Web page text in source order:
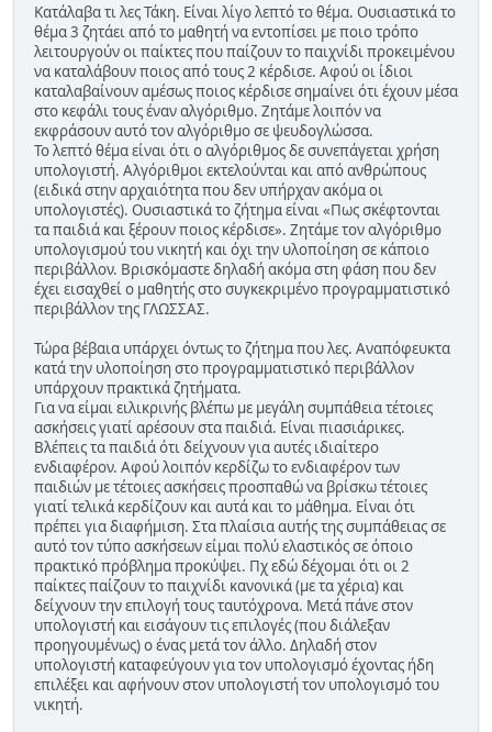
Κατάλαβα τι λες Τάκη. Είναι λίγο λεπτό το θέμα. Ουσιαστικά το
θέμα 3 ζητάει από το μαθητή να εντοπίσει με ποιο τρόπο
λειτουργούν οι παίκτες που παίζουν το παιχνίδι προκειμένου
να καταλάβουν ποιος από τους 2 κέρδισε. Αφού οι ίδιοι
καταλαβαίνουν αμέσως ποιος κέρδισε σημαίνει ότι έχουν μέσα
στο κεφάλι τους έναν αλγόριθμο. Ζητάμε λοιπόν να
εκφράσουν αυτό τον αλγόριθμο σε ψευδογλώσσα.
Το λεπτό θέμα είναι ότι ο αλγόριθμος δε συνεπάγεται χρήση
υπολογιστή. Αλγόριθμοι εκτελούνται και από ανθρώπους
(ειδικά στην αρχαιότητα που δεν υπήρχαν ακόμα οι
υπολογιστές). Ουσιαστικά το ζήτημα είναι «Πως σκέφτονται
τα παιδιά και ξέρουν ποιος κέρδισε». Ζητάμε τον αλγόριθμο
υπολογισμού του νικητή και όχι την υλοποίηση σε κάποιο
περιβάλλον. Βρισκόμαστε δηλαδή ακόμα στη φάση που δεν
έχει εισαχθεί ο μαθητής στο συγκεκριμένο προγραμματιστικό
περιβάλλον της ΓΛΩΣΣΑΣ.
Τώρα βέβαια υπάρχει όντως το ζήτημα που λες. Αναπόφευκτα
κατά την υλοποίηση στο προγραμματιστικό περιβάλλον
υπάρχουν πρακτικά ζητήματα.
Για να είμαι ειλικρινής βλέπω με μεγάλη συμπάθεια τέτοιες
ασκήσεις γιατί αρέσουν στα παιδιά. Είναι πιασιάρικες.
Βλέπεις τα παιδιά ότι δείχνουν για αυτές ιδιαίτερο
ενδιαφέρον. Αφού λοιπόν κερδίζω το ενδιαφέρον των
παιδιών με τέτοιες ασκήσεις προσπαθώ να βρίσκω τέτοιες
γιατί τελικά κερδίζουν και αυτά και το μάθημα. Είναι ότι
πρέπει για διαφήμιση. Στα πλαίσια αυτής της συμπάθειας σε
αυτό τον τύπο ασκήσεων είμαι πολύ ελαστικός σε όποιο
πρακτικό πρόβλημα προκύψει. Πχ εδώ δέχομαι ότι οι 2
παίκτες παίζουν το παιχνίδι κανονικά (με τα χέρια) και
δείχνουν την επιλογή τους ταυτόχρονα. Μετά πάνε στον
υπολογιστή και εισάγουν τις επιλογές (που διάλεξαν
προηγουμένως) ο ένας μετά τον άλλο. Δηλαδή στον
υπολογιστή καταφεύγουν για τον υπολογισμό έχοντας ήδη
επιλέξει και αφήνουν στον υπολογιστή τον υπολογισμό του
νικητή.